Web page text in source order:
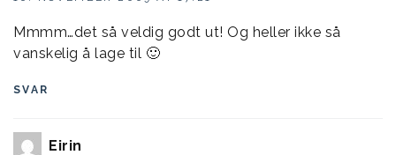
Mmmm…det så veldig godt ut! Og heller ikke så
vanskelig å lage til 🙂
SVAR
Eirin